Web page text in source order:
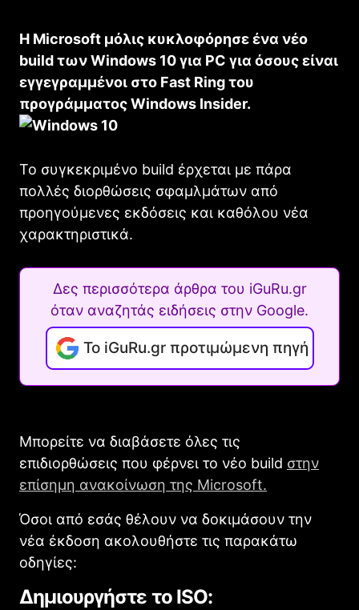
Η Microsoft μόλις κυκλοφόρησε ένα νέο
build των Windows 10 για PC για όσους είναι
εγγεγραμμένοι στο Fast Ring του
προγράμματος Windows Insider.
To συγκεκριμένο build έρχεται με πάρα
πολλές διορθώσεις σφαμλμάτων από
προηγούμενες εκδόσεις και καθόλου νέα
χαρακτηριστικά.
Δες περισσότερα άρθρα του iGuRu.gr
όταν αναζητάς ειδήσεις στην Google.
Το iGuRu.gr προτιμώμενη πηγή
Μπορείτε να διαβάσετε όλες τις
επιδιορθώσεις που φέρνει το νέο build στην
επίσημη ανακοίνωση της Microsoft.
Όσοι από εσάς θέλουν να δοκιμάσουν την
νέα έκδοση ακολουθήστε τις παρακάτω
οδηγίες:
Δημιουργήστε το ISO: